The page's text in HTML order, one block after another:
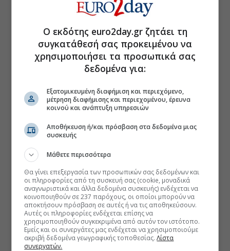
Ο εκδότης euro2day.gr ζητάει τη
συγκατάθεσή σας προκειμένου να
χρησιμοποιήσει τα προσωπικά σας
δεδομένα για:
Εξατομικευμένη διαφήμιση και περιεχόμενο,
μέτρηση διαφήμισης και περιεχομένου, έρευνα
κοινού και ανάπτυξη υπηρεσιών
Αποθήκευση ή/και πρόσβαση στα δεδομένα μιας
συσκευής
Μάθετε περισσότερα
Θα γίνει επεξεργασία των προσωπικών σας δεδομένων και
οι πληροφορίες από τη συσκευή σας (cookie, μοναδικά
αναγνωριστικά και άλλα δεδομένα συσκευής) ενδέχεται να
κοινοποιηθούν σε 237 παρόχους, οι οποίοι μπορούν να
αποκτήσουν πρόσβαση σε αυτές ή να τις αποθηκεύσουν.
Αυτές οι πληροφορίες ενδέχεται επίσης να
χρησιμοποιηθούν συγκεκριμένα από αυτόν τον ιστότοπο.
Εμείς και οι συνεργάτες μας ενδέχεται να χρησιμοποιούμε
ακριβή δεδομένα γεωγραφικής τοποθεσίας.Λίστα
συνεργατών.